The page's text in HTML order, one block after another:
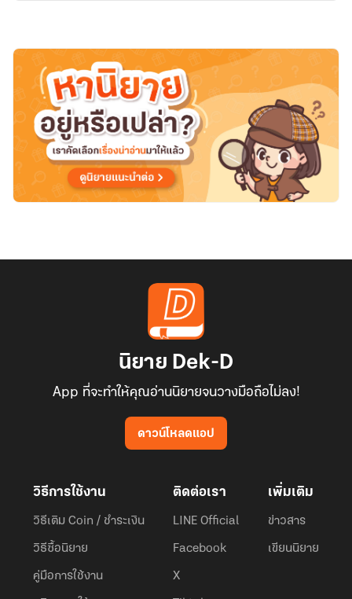
นิยาย Dek-D
App ที่จะทำให้คุณอ่านนิยายจนวางมือถือไม่ลง!
ดาวน์โหลดแอป
วิธีการใช้งาน
วิธีเติม Coin / ชำระเงิน
วิธีซื้อนิยาย
คู่มือการใช้งาน
ติดต่อเรา
LINE Official
Facebook
X
เพิ่มเติม
ข่าวสาร
เขียนนิยาย